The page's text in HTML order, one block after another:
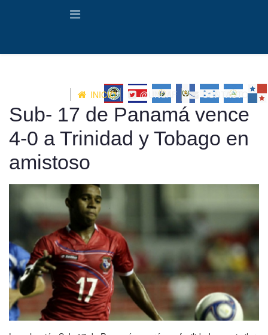
INICIO @UNCAF CONTACTO
Sub- 17 de Panamá vence
4-0 a Trinidad y Tobago en
amistoso